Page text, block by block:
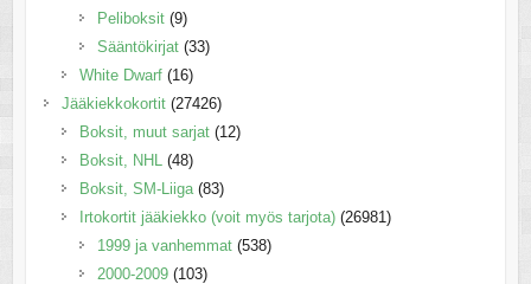
Peliboksit (9)
Sääntökirjat (33)
White Dwarf (16)
Jääkiekkokortit (27426)
Boksit, muut sarjat (12)
Boksit, NHL (48)
Boksit, SM-Liiga (83)
Irtokortit jääkiekko (voit myös tarjota) (26981)
1999 ja vanhemmat (538)
2000-2009 (103)